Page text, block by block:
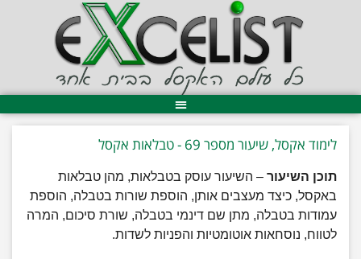
לימוד אקסל, שיעור מספר 69 - טבלאות אקסל
תוכן השיעור – השיעור עוסק בטבלאות, מהן טבלאות
באקסל, כיצד מעצבים אותן, הוספת שורות בטבלה, הוספת
עמודות בטבלה, מתן שם דינמי בטבלה, שורת סיכום, המרה
לטווח, נוסחאות אוטומטיות והפניות לשדות.